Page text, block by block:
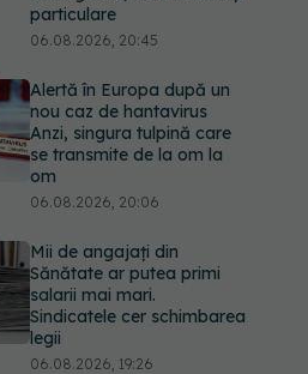
particulare
06.08.2026, 20:45
Alertă în Europa după un
nou caz de hantavirus
Anzi, singura tulpină care
se transmite de la om la
om
06.08.2026, 20:06
Mii de angajați din
Sănătate ar putea primi
salarii mai mari.
Sindicatele cer schimbarea
legii
06.08.2026, 19:26